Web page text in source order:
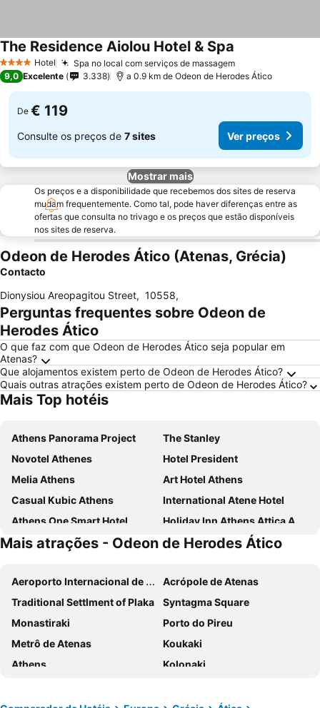
4 EstrelasHotel Spa no local com serviços de massagem
The Residence Aiolou Hotel & Spa
9,0 Excelente 3.338 a 0.9 km de Odeon de Herodes Ático
De € 119
Consulte os preços de 7 sites Ver preços
Mostrar mais
Os preços e a disponibilidade que recebemos dos sites de reserva
mudam frequentemente. Como tal, pode haver diferenças entre as
ofertas que consulta no trivago e os preços que estão disponíveis
nos sites de reserva.
Odeon de Herodes Ático (Atenas, Grécia)
Contacto
Dionysiou Areopagitou Street, 10558,
Perguntas frequentes sobre Odeon de
Herodes Ático
O que faz com que Odeon de Herodes Ático seja popular em
Atenas?
Que alojamentos existem perto de Odeon de Herodes Ático?
Quais outras atrações existem perto de Odeon de Herodes Ático?
Mais Top hotéis
Athens Panorama Project
The Stanley
Novotel Athenes
Hotel President
Melia Athens
Art Hotel Athens
Casual Kubic Athens
International Atene Hotel
Athens One Smart Hotel
Holiday Inn Athens Attica Av. Airport West by IHG
Marina Hotel Athens
Zeus Wyndham Grand Athens
Athens Tiare by Mage Hotels
Amalia Hotel Athens
Acropolis View Hotel
Arion Athens Hotel
Parnon Hotel
Attalos Hotel
Central Hotel
Acropolis Hill Hotel
Kimon Hotel Athens
Evita Asty
Mais atrações - Odeon de Herodes Ático
Aeroporto Internacional de Atenas
Acrópole de Atenas
Traditional Settlment of Plaka
Syntagma Square
Monastiraki
Porto do Pireu
Metrô de Atenas
Koukaki
Athens
Kolonaki
Parthenon
Lavrio Port